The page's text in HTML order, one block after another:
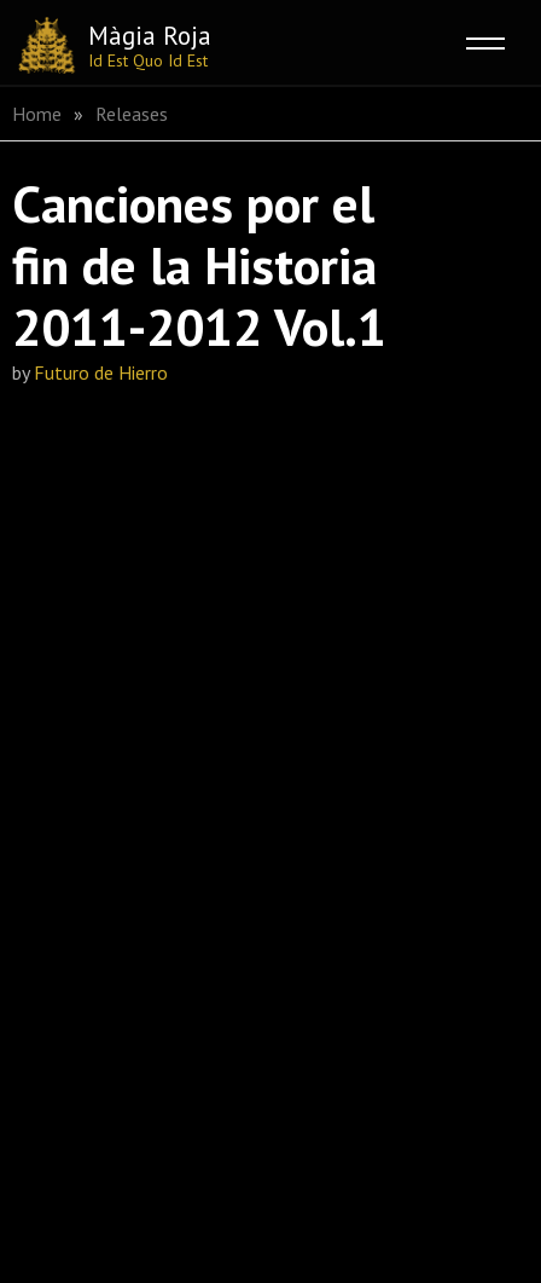
Màgia Roja
Id Est Quo Id Est
Home » Releases
Canciones por el
fin de la Historia
2011​-​2012 Vol​.​1
byFuturo de Hierro